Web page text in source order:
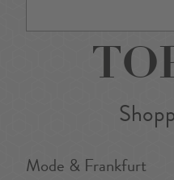
Mode & Frankfurt